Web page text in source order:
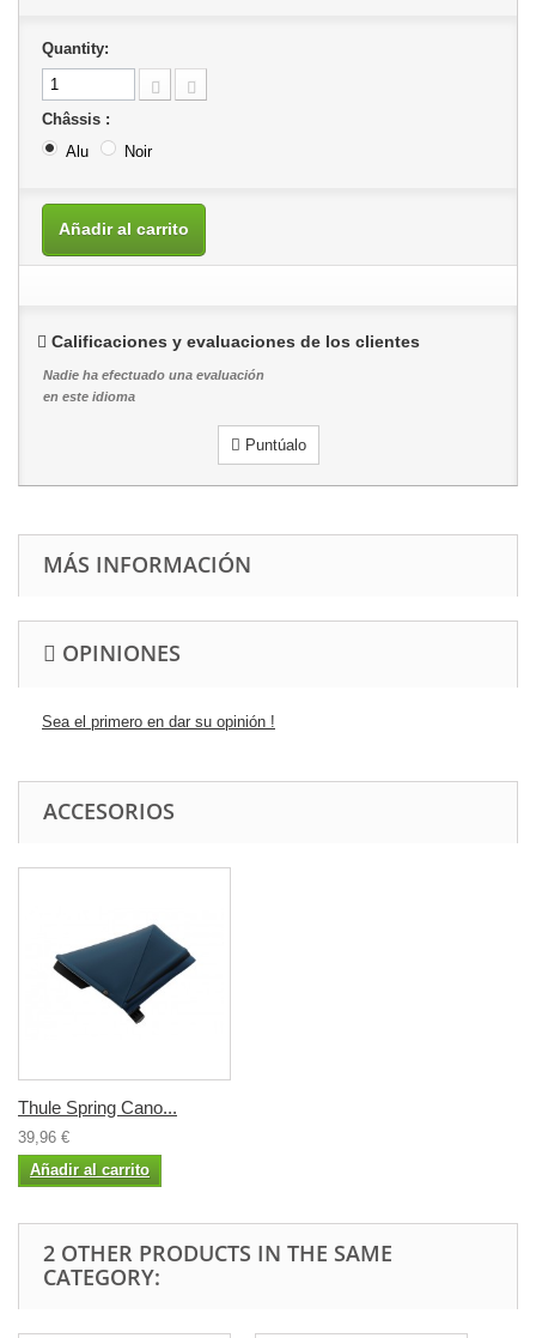
Quantity:
Châssis :
Alu
Noir
Añadir al carrito
Calificaciones y evaluaciones de los clientes
Nadie ha efectuado una evaluación
en este idioma
Puntúalo
MÁS INFORMACIÓN
OPINIONES
Sea el primero en dar su opinión !
ACCESORIOS
Thule Spring Cano...
39,96 €
Añadir al carrito
2 OTHER PRODUCTS IN THE SAME
CATEGORY: